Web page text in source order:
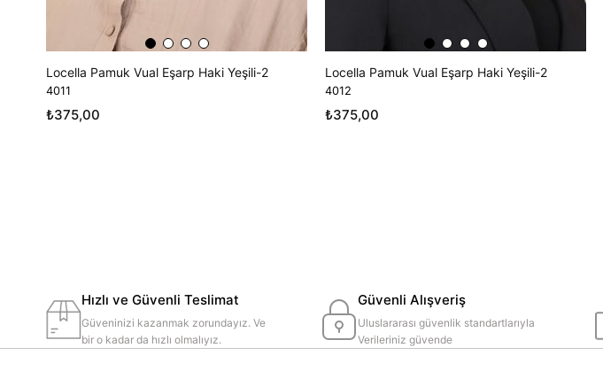
Locella Pamuk Vual Eşarp Haki Yeşili-2
4011
₺375,00
Locella Pamuk Vual Eşarp Haki Yeşili-2
4012
₺375,00
Hızlı ve Güvenli Teslimat
Güveninizi kazanmak zorundayız. Ve
bir o kadar da hızlı olmalıyız.
Güvenli Alışveriş
Uluslararası güvenlik standartlarıyla
Verileriniz güvende